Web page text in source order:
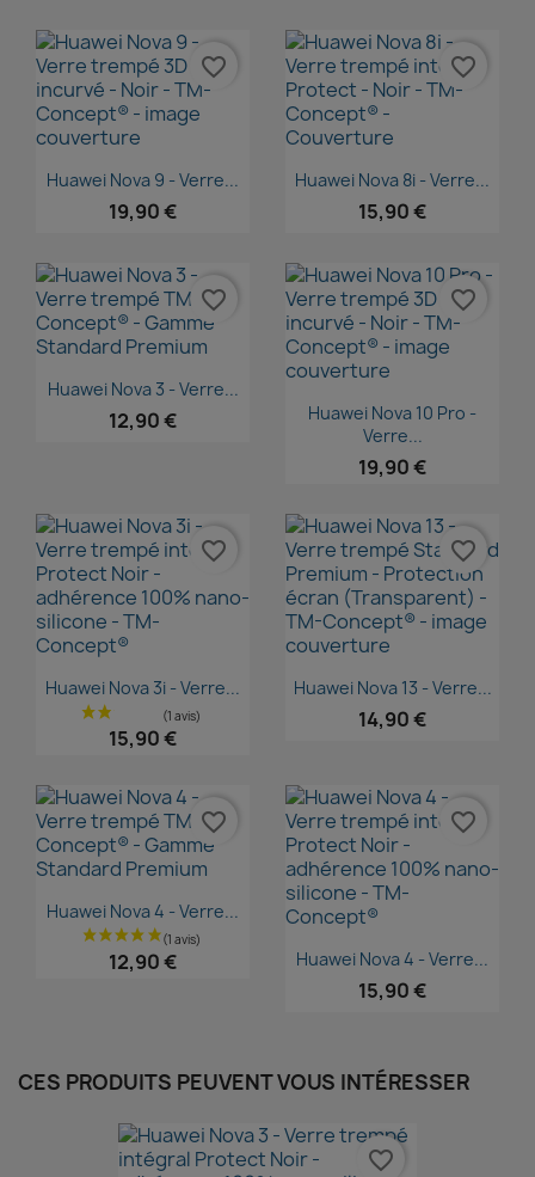
Aperçu rapide
Huawei Nova 9 - Verre...
19,90 €
favorite_border
Aperçu rapide
Huawei Nova 8i - Verre...
15,90 €
favorite_border
Aperçu rapide
Huawei Nova 3 - Verre...
12,90 €
favorite_border
Aperçu rapide
Huawei Nova 10 Pro -
Verre...
19,90 €
favorite_border
Aperçu rapide
Huawei Nova 3i - Verre...
15,90 €
favorite_border
Aperçu rapide
Huawei Nova 13 - Verre...
14,90 €
favorite_border
Aperçu rapide
Huawei Nova 4 - Verre...
12,90 €
favorite_border
Aperçu rapide
Huawei Nova 4 - Verre...
15,90 €
favorite_border
CES PRODUITS PEUVENT VOUS INTÉRESSER
favorite_border